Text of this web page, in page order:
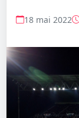
18 mai 2022